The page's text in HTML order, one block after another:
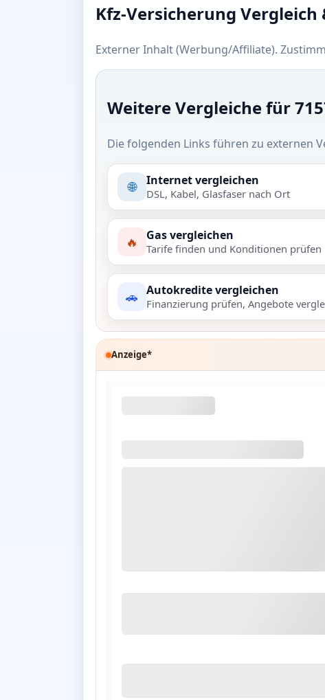
Kfz-Versicherung Vergleich
Externer Inhalt (Werbung/Affiliate).
Weitere Vergleiche für
Die folgenden Links führen zu externen
🌐 Internet vergleichen
DSL, Kabel, Glasfaser nach Ort
🔥 Gas vergleichen
Tarife finden und Konditionen prüfen
🚗 Autokredite vergleichen
Finanzierung prüfen, Angebote
Anzeige*